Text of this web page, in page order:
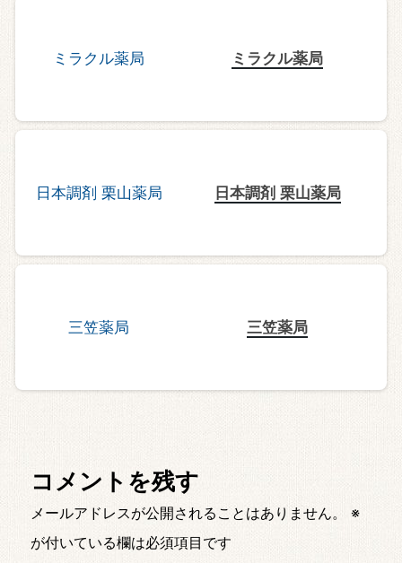
ミラクル薬局
日本調剤 栗山薬局
三笠薬局
コメントを残す
メールアドレスが公開されることはありません。
※
が付いている欄は必須項目です